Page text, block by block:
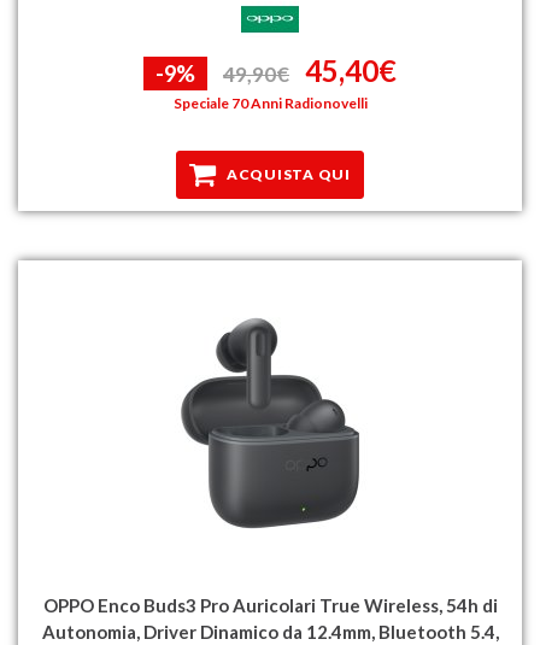
-9% 49,90€ 45,40€
Speciale 70 Anni Radionovelli
ACQUISTA QUI
OPPO Enco Buds3 Pro Auricolari True Wireless, 54h di
Autonomia, Driver Dinamico da 12.4mm, Bluetooth 5.4,